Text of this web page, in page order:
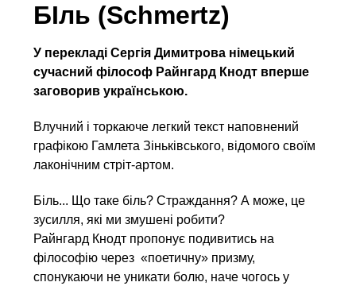
БІль (Schmertz)
У перекладі Сергія Димитрова німецький
сучасний філософ Райнгард Кнодт вперше
заговорив українською.
Влучний і торкаюче легкий текст наповнений
графікою Гамлета Зіньківського, відомого своїм
лаконічним стріт-артом.
Біль... Що таке біль? Страждання? А може, це
зусилля, які ми змушені робити?
Райнгард Кнодт пропонує подивитись на
філософію через «поетичну» призму,
спонукаючи не уникати болю, наче чогось у